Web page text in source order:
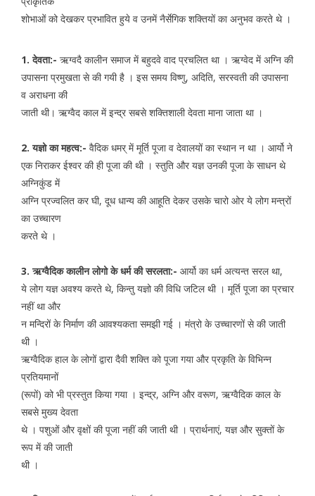
शोभाओं को देखकर प्रभावित हुये व उनमें नैर्सेगिक शक्तियों का अनुभव करते थे ।
1. देवता:- ऋग्वदै कालीन समाज में बहुदवे वाद प्रचलित था । ऋग्वेद में अग्नि की
उपासना प्रमुखता से की गयी है । इस समय विष्णु, अदिति, सरस्वती की उपासना
व अराधना की
जाती थी। ऋग्वैद काल में इन्द्र सबसे शक्तिशाली देवता माना जाता था ।
2. यज्ञो का महत्व:- वैदिक धमर् में मूर्ति पूजा व देवालयों का स्थान न था । आर्यो ने
एक निराकर ईश्वर की ही पूजा की थी । स्तुति और यज्ञ उनकी पूजा के साधन थे
अग्निकुंड में
अग्नि प्रज्वलित कर घी, दूध धान्य की आहूति देकर उसके चारो ओर ये लोग मन्त्रों
का उच्चारण
करते थे ।
3. ऋग्वैदिक कालीन लोगो के धर्म की सरलता:- आर्यो का धर्म अत्यन्त सरल था,
ये लोग यज्ञ अवश्य करते थे, किन्तु यज्ञो की विधि जटिल थी । मूर्ति पूजा का प्रचार
नहीं था और
न मन्दिरों के निर्माण की आवश्यकता समझी गई । मंत्रो के उच्चारणों से की जाती
थी ।
ऋग्वैदिक हाल के लोगों द्वारा दैवी शक्ति को पूजा गया और प्रकृति के विभिन्न
प्रतियमानों
(रूपों) को भी प्रस्तुत किया गया । इन्द्र, अग्नि और वरूण, ऋग्वैदिक काल के
सबसे मुख्य देवता
थे । पशुओं और वृक्षों की पूजा नहीं की जाती थी । प्रार्थनाएं, यज्ञ और सुक्तों के
रूप में की जाती
थी ।